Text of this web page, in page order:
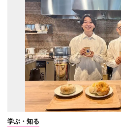
学ぶ・知る